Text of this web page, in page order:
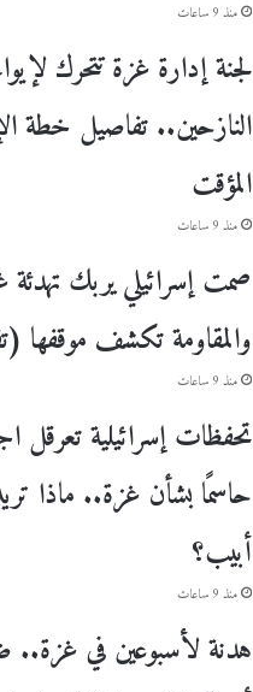
منذ 9 ساعات
لجنة إدارة غزة تتحرك
النازحين.. تفاصيل خطة
المؤقت
منذ 9 ساعات
صمت إسرائيلي يربك
والمقاومة تكشف موقفها
منذ 9 ساعات
تحفظات إسرائيلية تعرقل
حاسمًا بشأن غزة.. ماذا
أبيب؟
منذ 9 ساعات
هدنة لأسبوعين في